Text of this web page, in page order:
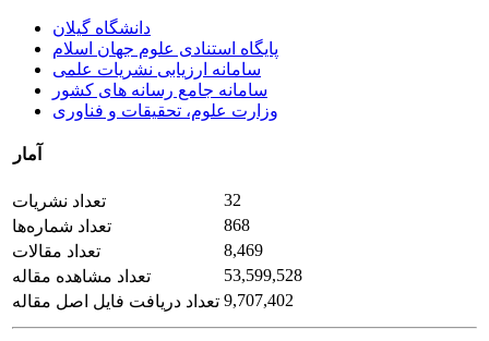
دانشگاه گیلان
پایگاه استنادی علوم جهان اسلام
سامانه ارزیابی نشریات علمی
سامانه جامع رسانه های کشور
وزارت علوم، تحقیقات و فناوری
آمار
تعداد نشریات
32
تعداد شماره‌ها
868
تعداد مقالات
8,469
تعداد مشاهده مقاله
53,599,528
تعداد دریافت فایل اصل مقاله 9,707,402